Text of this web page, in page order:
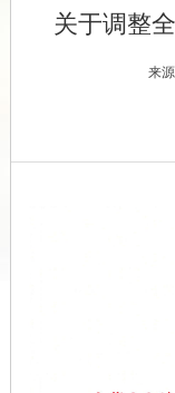
关于调整
来